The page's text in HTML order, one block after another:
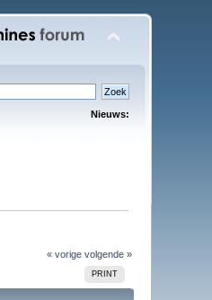
Nieuws:
« vorige volgende »
PRINT